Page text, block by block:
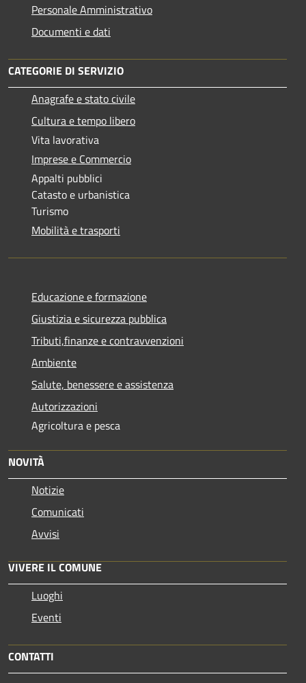
Personale Amministrativo
Documenti e dati
CATEGORIE DI SERVIZIO
Anagrafe e stato civile
Cultura e tempo libero
Vita lavorativa
Imprese e Commercio
Appalti pubblici
Catasto e urbanistica
Turismo
Mobilità e trasporti
Educazione e formazione
Giustizia e sicurezza pubblica
Tributi,finanze e contravvenzioni
Ambiente
Salute, benessere e assistenza
Autorizzazioni
Agricoltura e pesca
NOVITÀ
Notizie
Comunicati
Avvisi
VIVERE IL COMUNE
Luoghi
Eventi
CONTATTI